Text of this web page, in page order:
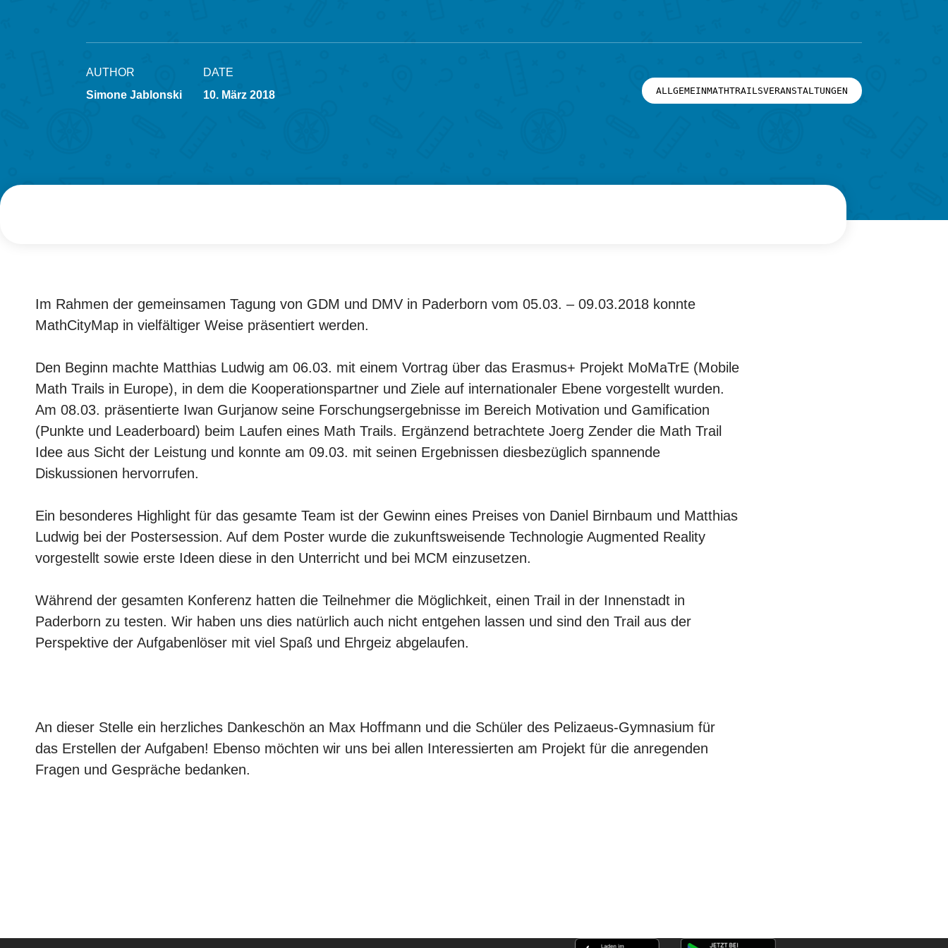
AUTHOR
Simone Jablonski
DATE
10. März 2018
ALLGEMEINMATHTRAILSVERANSTALTUNGEN
Im Rahmen der gemeinsamen Tagung von GDM und DMV in Paderborn vom 05.03. – 09.03.2018 konnte
MathCityMap in vielfältiger Weise präsentiert werden.
Den Beginn machte Matthias Ludwig am 06.03. mit einem Vortrag über das Erasmus+ Projekt MoMaTrE (Mobile
Math Trails in Europe), in dem die Kooperationspartner und Ziele auf internationaler Ebene vorgestellt wurden.
Am 08.03. präsentierte Iwan Gurjanow seine Forschungsergebnisse im Bereich Motivation und Gamification
(Punkte und Leaderboard) beim Laufen eines Math Trails. Ergänzend betrachtete Joerg Zender die Math Trail
Idee aus Sicht der Leistung und konnte am 09.03. mit seinen Ergebnissen diesbezüglich spannende
Diskussionen hervorrufen.
Ein besonderes Highlight für das gesamte Team ist der Gewinn eines Preises von Daniel Birnbaum und Matthias
Ludwig bei der Postersession. Auf dem Poster wurde die zukunftsweisende Technologie Augmented Reality
vorgestellt sowie erste Ideen diese in den Unterricht und bei MCM einzusetzen.
Während der gesamten Konferenz hatten die Teilnehmer die Möglichkeit, einen Trail in der Innenstadt in
Paderborn zu testen. Wir haben uns dies natürlich auch nicht entgehen lassen und sind den Trail aus der
Perspektive der Aufgabenlöser mit viel Spaß und Ehrgeiz abgelaufen.
An dieser Stelle ein herzliches Dankeschön an Max Hoffmann und die Schüler des Pelizaeus-Gymnasium für
das Erstellen der Aufgaben! Ebenso möchten wir uns bei allen Interessierten am Projekt für die anregenden
Fragen und Gespräche bedanken.